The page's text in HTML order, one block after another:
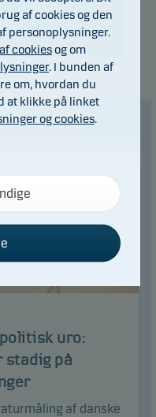
Næste...
set
uro:
stadig på
af danske
af cookies og den
personoplysninger.
cookiesog om
. I bunden af
om, hvordan du
at klikke på linket
og cookies.
at vores
for eksempel
områder på
for
af indstillinger.